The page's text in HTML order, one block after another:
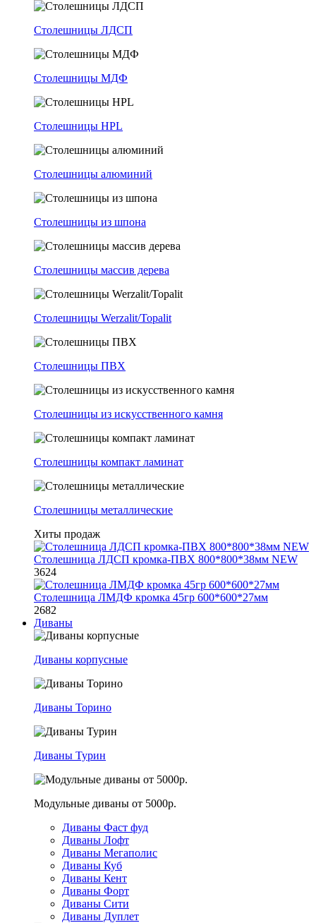
Столешницы ЛДСП
Столешницы МДФ
Столешницы HPL
Столешницы алюминий
Столешницы из шпона
Столешницы массив дерева
Столешницы Werzalit/Topalit
Столешницы ПВХ
Столешницы из искусственного камня
Столешницы компакт ламинат
Столешницы металлические
Хиты продаж
Столешница ЛДСП кромка-ПВХ 800*800*38мм NEW
3624
Столешница ЛМДФ кромка 45гр 600*600*27мм
2682
Диваны
Диваны корпусные
Диваны Торино
Диваны Турин
Модульные диваны от 5000р.
Диваны Фаст фуд
Диваны Лофт
Диваны Мегаполис
Диваны Куб
Диваны Кент
Диваны Форт
Диваны Сити
Диваны Дуплет